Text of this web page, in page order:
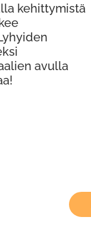
kehittymistä
avulla